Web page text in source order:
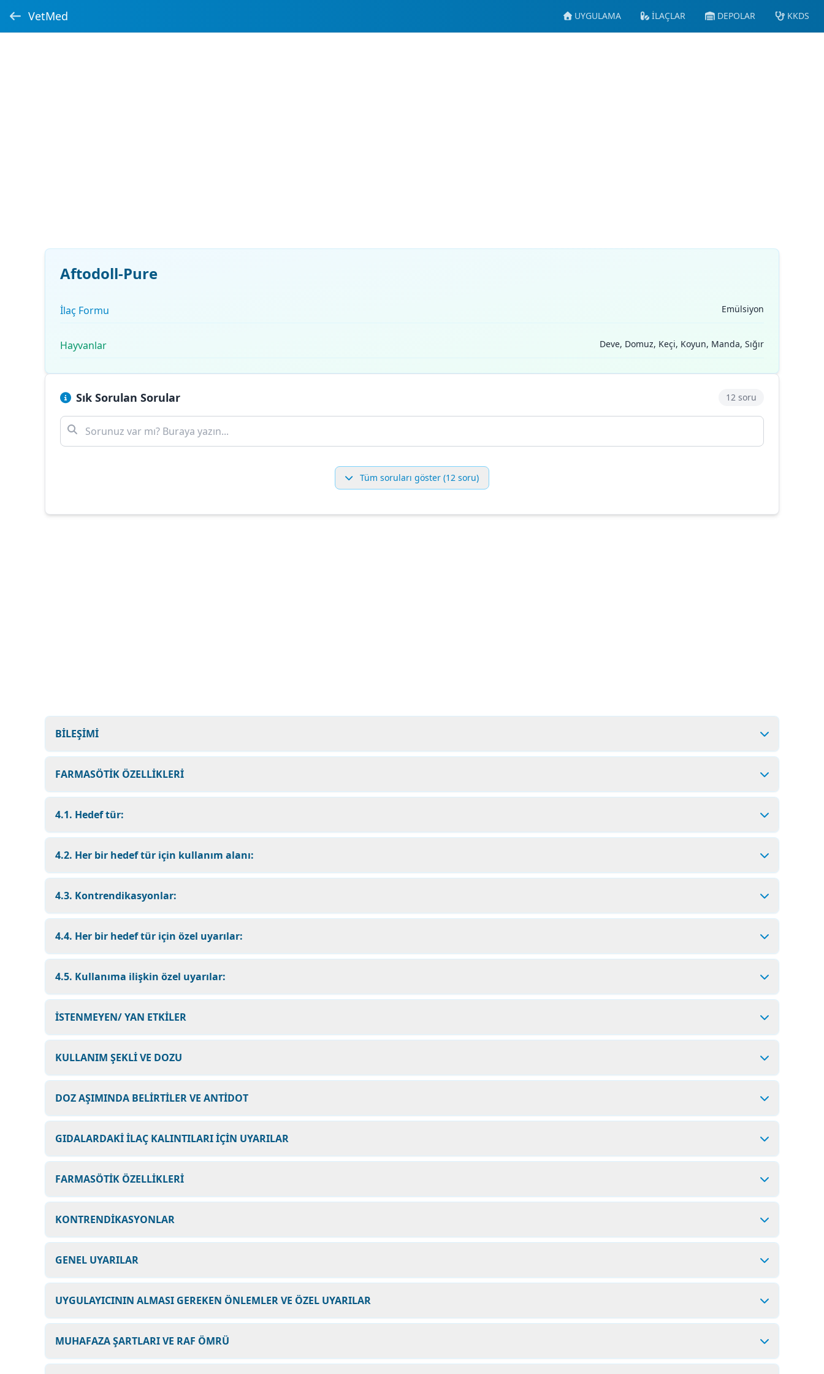
VetMed UYGULAMA İLAÇLAR DEPOLAR KKDS
Aftodoll-Pure
İlaç Formu Emülsiyon
Hayvanlar Deve, Domuz, Keçi, Koyun, Manda, Sığır
Sık Sorulan Sorular 12 soru
Tüm soruları göster (12 soru)
BİLEŞİMİ
FARMASÖTİK ÖZELLİKLERİ
4.1. Hedef tür:
4.2. Her bir hedef tür için kullanım alanı:
4.3. Kontrendikasyonlar:
4.4. Her bir hedef tür için özel uyarılar:
4.5. Kullanıma ilişkin özel uyarılar:
İSTENMEYEN/ YAN ETKİLER
KULLANIM ŞEKLİ VE DOZU
DOZ AŞIMINDA BELİRTİLER VE ANTİDOT
GIDALARDAKİ İLAÇ KALINTILARI İÇİN UYARILAR
FARMASÖTİK ÖZELLİKLERİ
KONTRENDİKASYONLAR
GENEL UYARILAR
UYGULAYICININ ALMASI GEREKEN ÖNLEMLER VE ÖZEL UYARILAR
MUHAFAZA ŞARTLARI VE RAF ÖMRÜ